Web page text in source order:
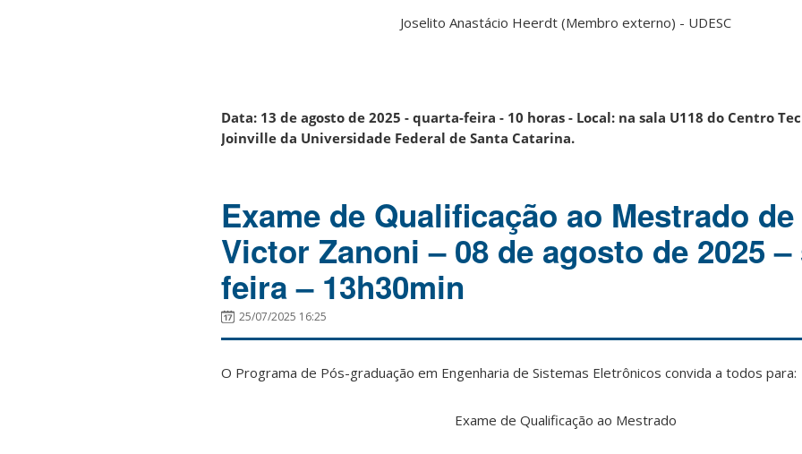
Joselito Anastácio Heerdt (Membro externo) - UDESC
Data: 13 de agosto de 2025 - quarta-feira - 10 horas - Local: na sala U118 do Centro
Joinville da Universidade Federal de Santa Catarina.
Exame de Qualificação ao Mestrado
Victor Zanoni – 08 de agosto de 2025 –
feira – 13h30min
25/07/2025 16:25
O Programa de Pós-graduação em Engenharia de Sistemas Eletrônicos convida a todos para:
Exame de Qualificação ao Mestrado